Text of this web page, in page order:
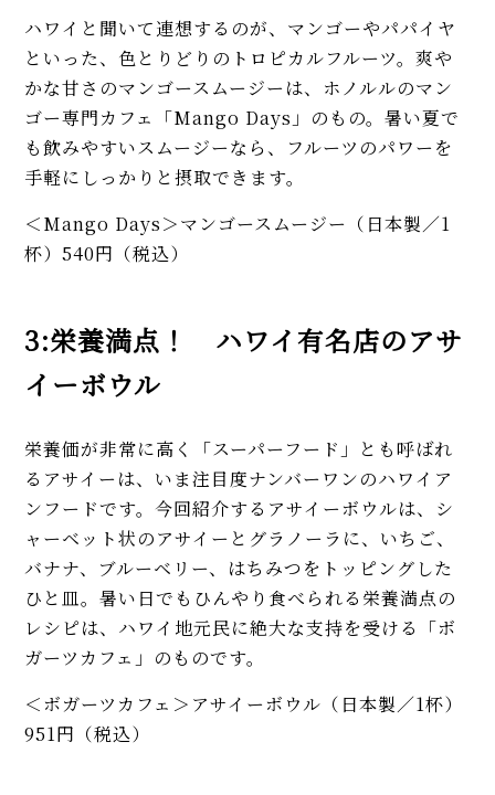
ハワイと聞いて連想するのが、マンゴーやパパイヤ
といった、色とりどりのトロピカルフルーツ。爽や
かな甘さのマンゴースムージーは、ホノルルのマン
ゴー専門カフェ「Mango Days」のもの。暑い夏で
も飲みやすいスムージーなら、フルーツのパワーを
手軽にしっかりと摂取できます。
＜Mango Days＞マンゴースムージー（日本製／1
杯）540円（税込）
3:栄養満点！ ハワイ有名店のアサ
イーボウル
栄養価が非常に高く「スーパーフード」とも呼ばれ
るアサイーは、いま注目度ナンバーワンのハワイア
ンフードです。今回紹介するアサイーボウルは、シ
ャーベット状のアサイーとグラノーラに、いちご、
バナナ、ブルーベリー、はちみつをトッピングした
ひと皿。暑い日でもひんやり食べられる栄養満点の
レシピは、ハワイ地元民に絶大な支持を受ける「ボ
ガーツカフェ」のものです。
＜ボガーツカフェ＞アサイーボウル（日本製／1杯）
951円（税込）